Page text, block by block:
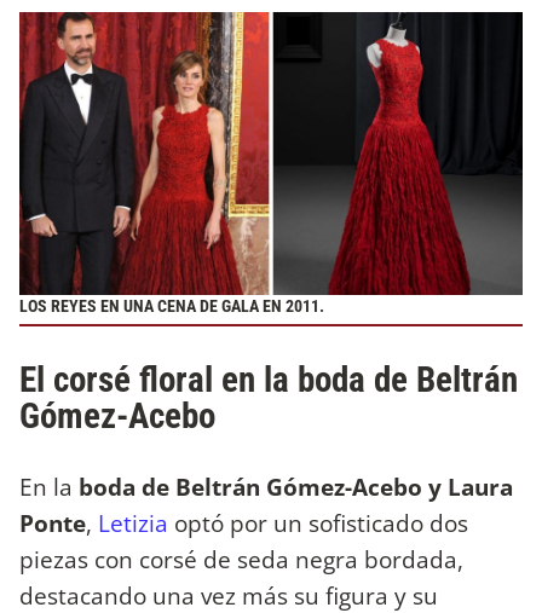
LOS REYES EN UNA CENA DE GALA EN 2011.
El corsé floral en la boda de Beltrán
Gómez-Acebo
En la boda de Beltrán Gómez-Acebo y Laura
Ponte, Letizia optó por un sofisticado dos
piezas con corsé de seda negra bordada,
destacando una vez más su figura y su